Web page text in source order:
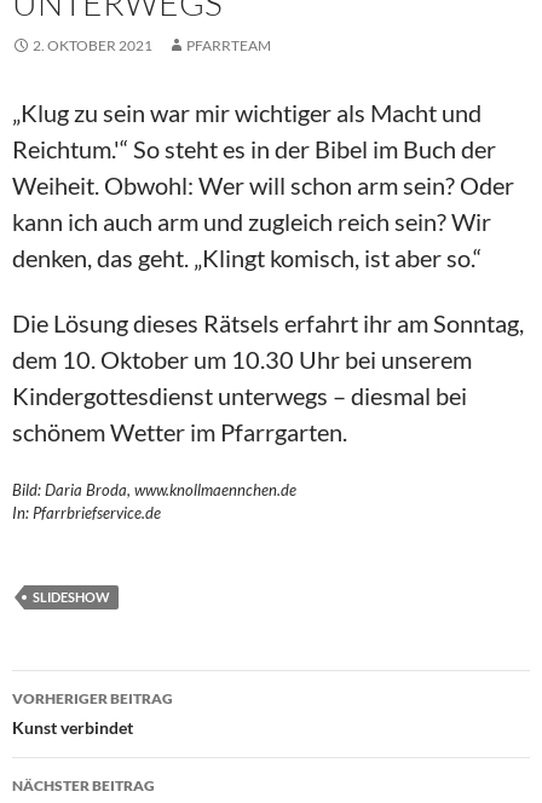
2. OKTOBER 2021 PFARRTEAM
„Klug zu sein war mir wichtiger als Macht und
Reichtum.'“ So steht es in der Bibel im Buch der
Weiheit. Obwohl: Wer will schon arm sein? Oder
kann ich auch arm und zugleich reich sein? Wir
denken, das geht. „Klingt komisch, ist aber so.“
Die Lösung dieses Rätsels erfahrt ihr am Sonntag,
dem 10. Oktober um 10.30 Uhr bei unserem
Kindergottesdienst unterwegs – diesmal bei
schönem Wetter im Pfarrgarten.
Bild: Daria Broda, www.knollmaennchen.de
In: Pfarrbriefservice.de
SLIDESHOW
Beitragsnavigation
VORHERIGER BEITRAG
Kunst verbindet
NÄCHSTER BEITRAG